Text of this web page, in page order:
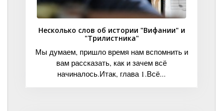
Несколько слов об истории "Вифании" и
"Трилистника"
Мы думаем, пришло время нам вспомнить и
вам рассказать, как и зачем всё
начиналось.Итак, глава 1.Всё...